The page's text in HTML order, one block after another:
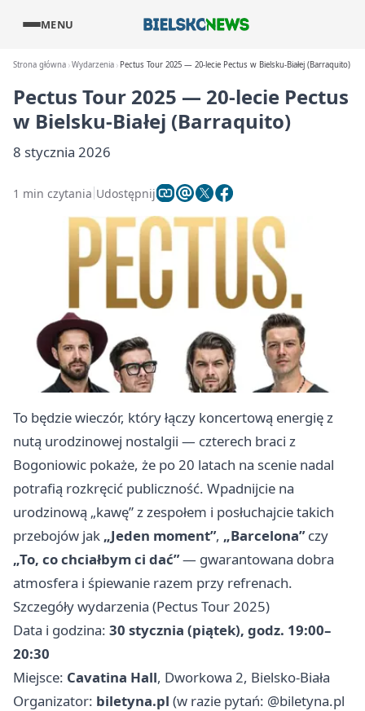
MENU
Strona główna Wydarzenia Pectus Tour 2025 — 20-lecie Pectus w Bielsku-Białej (Barraquito)
Pectus Tour 2025 — 20-lecie Pectus
w Bielsku-Białej (Barraquito)
8 stycznia 2026
1 min czytania Udostępnij
To będzie wieczór, który łączy koncertową energię z
nutą urodzinowej nostalgii — czterech braci z
Bogoniowic pokaże, że po 20 latach na scenie nadal
potrafią rozkręcić publiczność. Wpadnijcie na
urodzinową „kawę” z zespołem i posłuchajcie takich
przebojów jak „Jeden moment”, „Barcelona”czy
„To, co chciałbym ci dać”— gwarantowana dobra
atmosfera i śpiewanie razem przy refrenach.
Szczegóły wydarzenia (Pectus Tour 2025)
Data i godzina: 30 stycznia (piątek), godz. 19:00–
20:30
Miejsce: Cavatina Hall, Dworkowa 2, Bielsko-Biała
Organizator: biletyna.pl (w razie pytań: @biletyna.pl